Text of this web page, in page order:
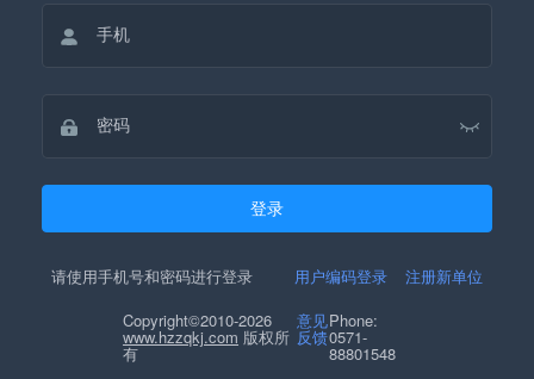
登录
请使用手机号和密码进行登录 用户编码登录
注册新单位
Copyright©2010-2026
www.hzzqkj.com 版权所
有
意见
反馈
Phone:
0571-
88801548